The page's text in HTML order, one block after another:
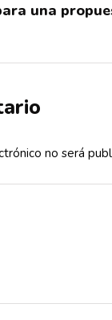
una
no será